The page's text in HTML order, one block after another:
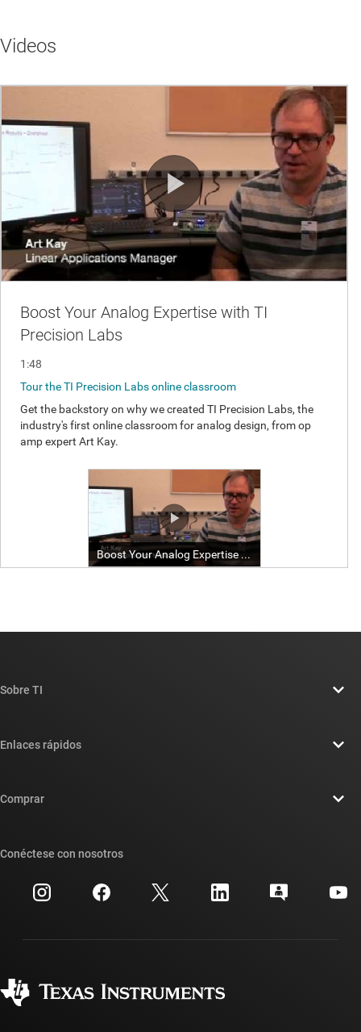
Videos
Sobre TI
Sala de redacción
Relaciones con los inversionistas
Fabricación
Enlaces rápidos
Búsqueda de referencias cruzadas
Centro de atención al cliente
Preguntas frecuentes sobre la cuenta myTI
Comprar
Preguntas frecuentes sobre pedidos
Conéctese con nosotros